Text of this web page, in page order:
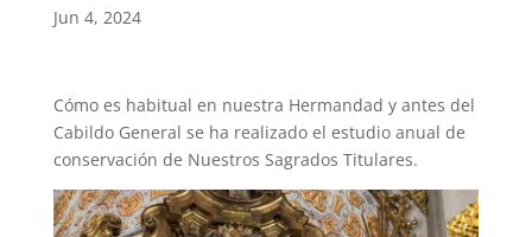
Jun 4, 2024
Cómo es habitual en nuestra Hermandad y antes del
Cabildo General se ha realizado el estudio anual de
conservación de Nuestros Sagrados Titulares.